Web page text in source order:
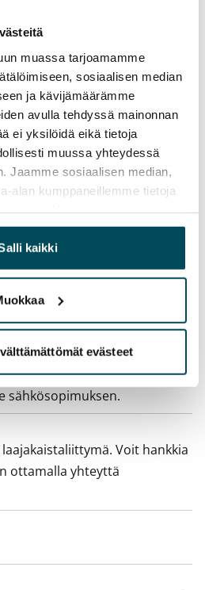
muassa tarjoamamme
sosiaalisen median
ja kävijämäärämme
avulla tehdyssä mainonnan
ei yksilöidä eikä tietoja
muussa yhteydessä
Jaamme sosiaalisen median,
alan kumppaneillemme tietoja
tietoihin, joita olet antanut
kun olet käyttänyt heidän
kaikki
evästeet
sähkösopimuksen.
Voit hankkia
ottamalla yhteyttä